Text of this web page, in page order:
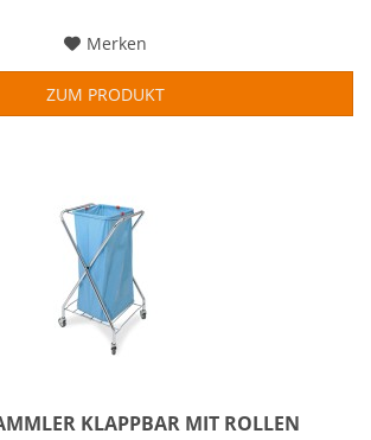
Merken
ZUM PRODUKT
KLAPPBAR MIT ROLLEN